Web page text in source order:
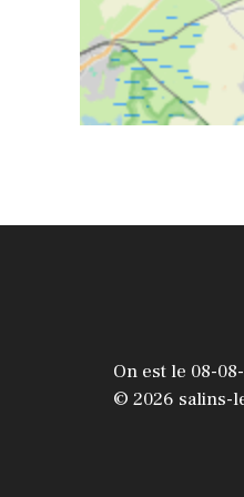
On est le 08-
© 2026 salins-